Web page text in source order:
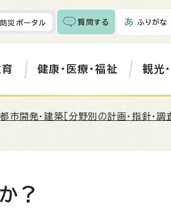
防災ポータル 質問する ふりがな
育 健康・医療・福祉 観光
都市開発・建築［分野別の計画・指針・調
？